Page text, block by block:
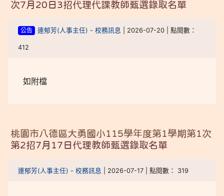
次7月20日3招代理代課教師甄選錄取名單
公告 連郁芳(人事主任) - 校務訊息 | 2026-07-20 | 點閱數：
412
如附檔
桃園市八德區大勇國小115學年度第1學期第1次
第2招7月17日代理教師甄選錄取名單
連郁芳(人事主任) - 校務訊息 | 2026-07-17 | 點閱數： 319